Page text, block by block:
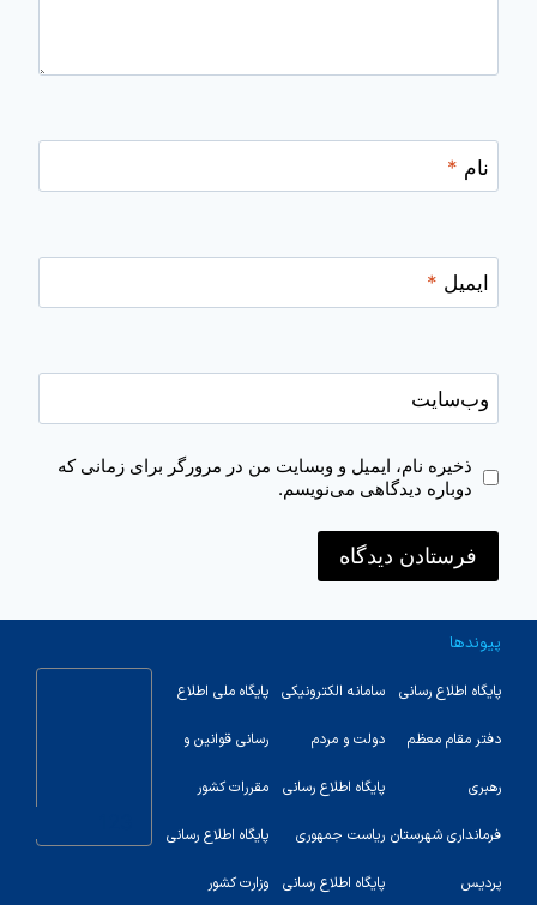
نام *
ایمیل *
وب‌سایت
ذخیره نام، ایمیل و وبسایت من در مرورگر برای زمانی که
دوباره دیدگاهی می‌نویسم.
پیوندها
پایگاه اطلاع رسانی
دفتر مقام معظم
رهبری
فرمانداری شهرستان
پردیس
سامانه الکترونیکی
دولت و مردم
پایگاه اطلاع رسانی
ریاست جمهوری
پایگاه اطلاع رسانی
پایگاه ملی اطلاع
رسانی قوانین و
مقررات کشور
پایگاه اطلاع رسانی
وزارت کشور